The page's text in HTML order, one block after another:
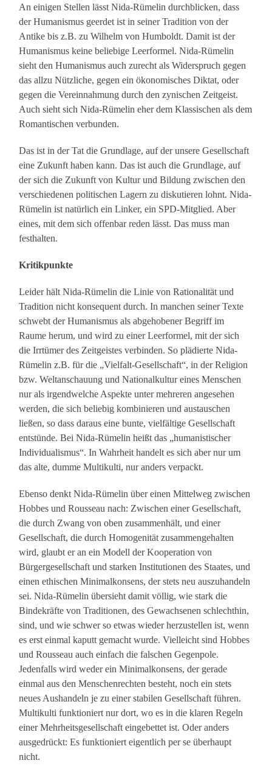
An einigen Stellen lässt Nida-Rümelin durchblicken, dass
der Humanismus geerdet ist in seiner Tradition von der
Antike bis z.B. zu Wilhelm von Humboldt. Damit ist der
Humanismus keine beliebige Leerformel. Nida-Rümelin
sieht den Humanismus auch zurecht als Widerspruch gegen
das allzu Nützliche, gegen ein ökonomisches Diktat, oder
gegen die Vereinnahmung durch den zynischen Zeitgeist.
Auch sieht sich Nida-Rümelin eher dem Klassischen als dem
Romantischen verbunden.
Das ist in der Tat die Grundlage, auf der unsere Gesellschaft
eine Zukunft haben kann. Das ist auch die Grundlage, auf
der sich die Zukunft von Kultur und Bildung zwischen den
verschiedenen politischen Lagern zu diskutieren lohnt. Nida-
Rümelin ist natürlich ein Linker, ein SPD-Mitglied. Aber
eines, mit dem sich offenbar reden lässt. Das muss man
festhalten.
Kritikpunkte
Leider hält Nida-Rümelin die Linie von Rationalität und
Tradition nicht konsequent durch. In manchen seiner Texte
schwebt der Humanismus als abgehobener Begriff im
Raume herum, und wird zu einer Leerformel, mit der sich
die Irrtümer des Zeitgeistes verbinden. So plädierte Nida-
Rümelin z.B. für die „Vielfalt-Gesellschaft“, in der Religion
bzw. Weltanschauung und Nationalkultur eines Menschen
nur als irgendwelche Aspekte unter mehreren angesehen
werden, die sich beliebig kombinieren und austauschen
ließen, so dass daraus eine bunte, vielfältige Gesellschaft
entstünde. Bei Nida-Rümelin heißt das „humanistischer
Individualismus“. In Wahrheit handelt es sich aber nur um
das alte, dumme Multikulti, nur anders verpackt.
Ebenso denkt Nida-Rümelin über einen Mittelweg zwischen
Hobbes und Rousseau nach: Zwischen einer Gesellschaft,
die durch Zwang von oben zusammenhält, und einer
Gesellschaft, die durch Homogenität zusammengehalten
wird, glaubt er an ein Modell der Kooperation von
Bürgergesellschaft und starken Institutionen des Staates, und
einen ethischen Minimalkonsens, der stets neu auszuhandeln
sei. Nida-Rümelin übersieht damit völlig, wie stark die
Bindekräfte von Traditionen, des Gewachsenen schlechthin,
sind, und wie schwer so etwas wieder herzustellen ist, wenn
es erst einmal kaputt gemacht wurde. Vielleicht sind Hobbes
und Rousseau auch einfach die falschen Gegenpole.
Jedenfalls wird weder ein Minimalkonsens, der gerade
einmal aus den Menschenrechten besteht, noch ein stets
neues Aushandeln je zu einer stabilen Gesellschaft führen.
Multikulti funktioniert nur dort, wo es in die klaren Regeln
einer Mehrheitsgesellschaft eingebettet ist. Oder anders
ausgedrückt: Es funktioniert eigentlich per se überhaupt
nicht.